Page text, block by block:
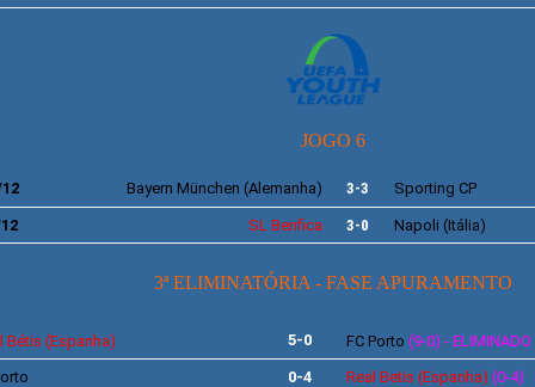
JOGO 6
Bayern München (Alemanha) 3-3 Sporting CP
SL Benfica 3-0 Napoli (Itália)
3ª ELIMINATÓRIA - FASE APURAMENTO
Bétis (Espanha) 5-0 FC Porto (9-0) - ELIMINADO
0-4 Real Betis (Espanha) (0-4)